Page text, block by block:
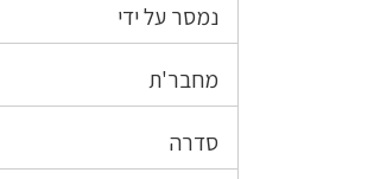
נמסר על ידי
מחבר'ת
סדרה